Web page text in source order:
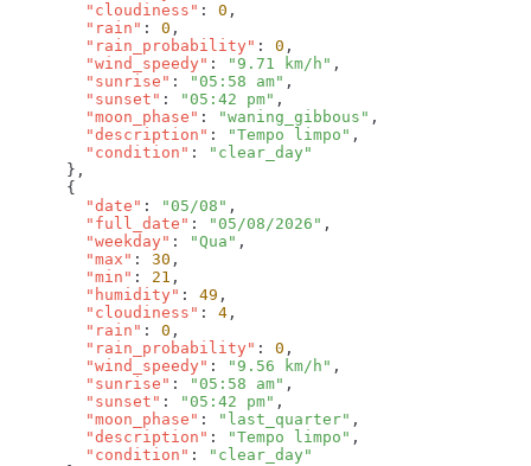
        "cloudiness"
: 0
        "rain"
: 0
        "rain_probability"
: 0
        "wind_speedy"
: "9.71 km/h"
        "sunrise"
: "05:58 am"
        "sunset"
: "05:42 pm"
        "moon_phase"
: "waning_gibbous"
        "description"
: "Tempo limpo"
        "condition"
:
        "date"
: "05/08"
        "full_date"
: "05/08/2026"
        "weekday"
: "Qua"
        "max"
: 30
        "min"
: 21
        "humidity"
: 49
        "cloudiness"
: 4
        "rain"
: 0
        "rain_probability"
: 0
        "wind_speedy"
: "9.56 km/h"
        "sunrise"
: "05:58 am"
        "sunset"
: "05:42 pm"
        "moon_phase"
: "last_quarter"
        "description"
: "Tempo limpo"
        "condition"
: